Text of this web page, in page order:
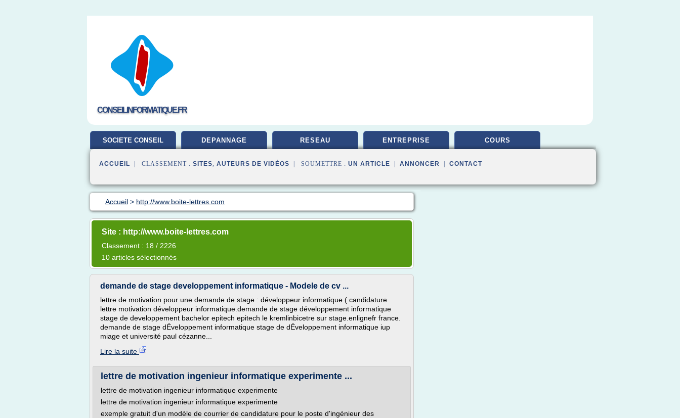
CONSEILINFORMATIQUE.FR
SOCIETE CONSEIL DEPANNAGE RESEAU ENTREPRISE COURS
ACCUEIL | CLASSEMENT : SITES, AUTEURS DE VIDÉOS | SOUMETTRE : UN ARTICLE ANNONCER CONTACT
Accueil > http://www.boite-lettres.com
Site : http://www.boite-lettres.com
Classement : 18 / 2226
10 articles sélectionnés
demande de stage developpement informatique - Modele de cv ...
lettre de motivation pour une demande de stage : développeur informatique ( candidature
lettre motivation développeur informatique.demande de stage développement informatique
stage de developpement bachelor epitech epitech le kremlinbicetre sur stage.enlignefr france.
demande de stage dÉveloppement informatique stage de dÉveloppement informatique iup
miage et université paul cézanne...
Lire la suite
lettre de motivation ingenieur informatique experimente ...
lettre de motivation ingenieur informatique experimente
lettre de motivation ingenieur informatique experimente
exemple gratuit d'un modèle de courrier de candidature pour le poste d'ingénieur des